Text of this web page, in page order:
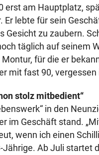
erst am Hauptplatz,
lebte für sein
Gesicht zu zaubern.
täglich auf seinem
für die er
mit fast 90,
stolz mitbedient“
in den
im Geschäft stand.
wenn ich einen
Jährige. Ab Juli startet